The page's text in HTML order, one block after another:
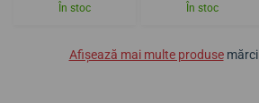
În stoc În stoc
Afișează mai multe produsemărci